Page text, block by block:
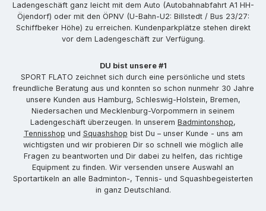
Ladengeschäft ganz leicht mit dem Auto (Autobahnabfahrt A1 HH-
Öjendorf) oder mit den ÖPNV (U-Bahn-U2: Billstedt / Bus 23/27:
Schiffbeker Höhe) zu erreichen. Kundenparkplätze stehen direkt
vor dem Ladengeschäft zur Verfügung.
DU bist unsere #1
SPORT FLATO zeichnet sich durch eine persönliche und stets
freundliche Beratung aus und konnten so schon nunmehr 30 Jahre
unsere Kunden aus Hamburg, Schleswig-Holstein, Bremen,
Niedersachen und Mecklenburg-Vorpommern in seinem
Ladengeschäft überzeugen. In unserem Badmintonshop,
Tennisshop und Squashshop bist Du – unser Kunde - uns am
wichtigsten und wir probieren Dir so schnell wie möglich alle
Fragen zu beantworten und Dir dabei zu helfen, das richtige
Equipment zu finden. Wir versenden unsere Auswahl an
Sportartikeln an alle Badminton-, Tennis- und Squashbegeisterten
in ganz Deutschland.